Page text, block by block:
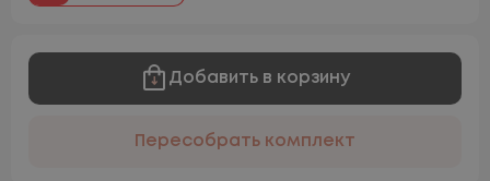
Добавить в корзину
Пересобрать комплект